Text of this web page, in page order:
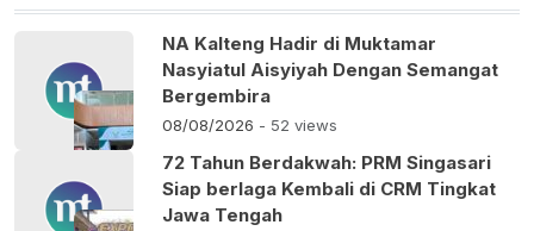
NA Kalteng Hadir di Muktamar
Nasyiatul Aisyiyah Dengan Semangat
Bergembira
08/08/2026 - 52 views
72 Tahun Berdakwah: PRM Singasari
Siap berlaga Kembali di CRM Tingkat
Jawa Tengah